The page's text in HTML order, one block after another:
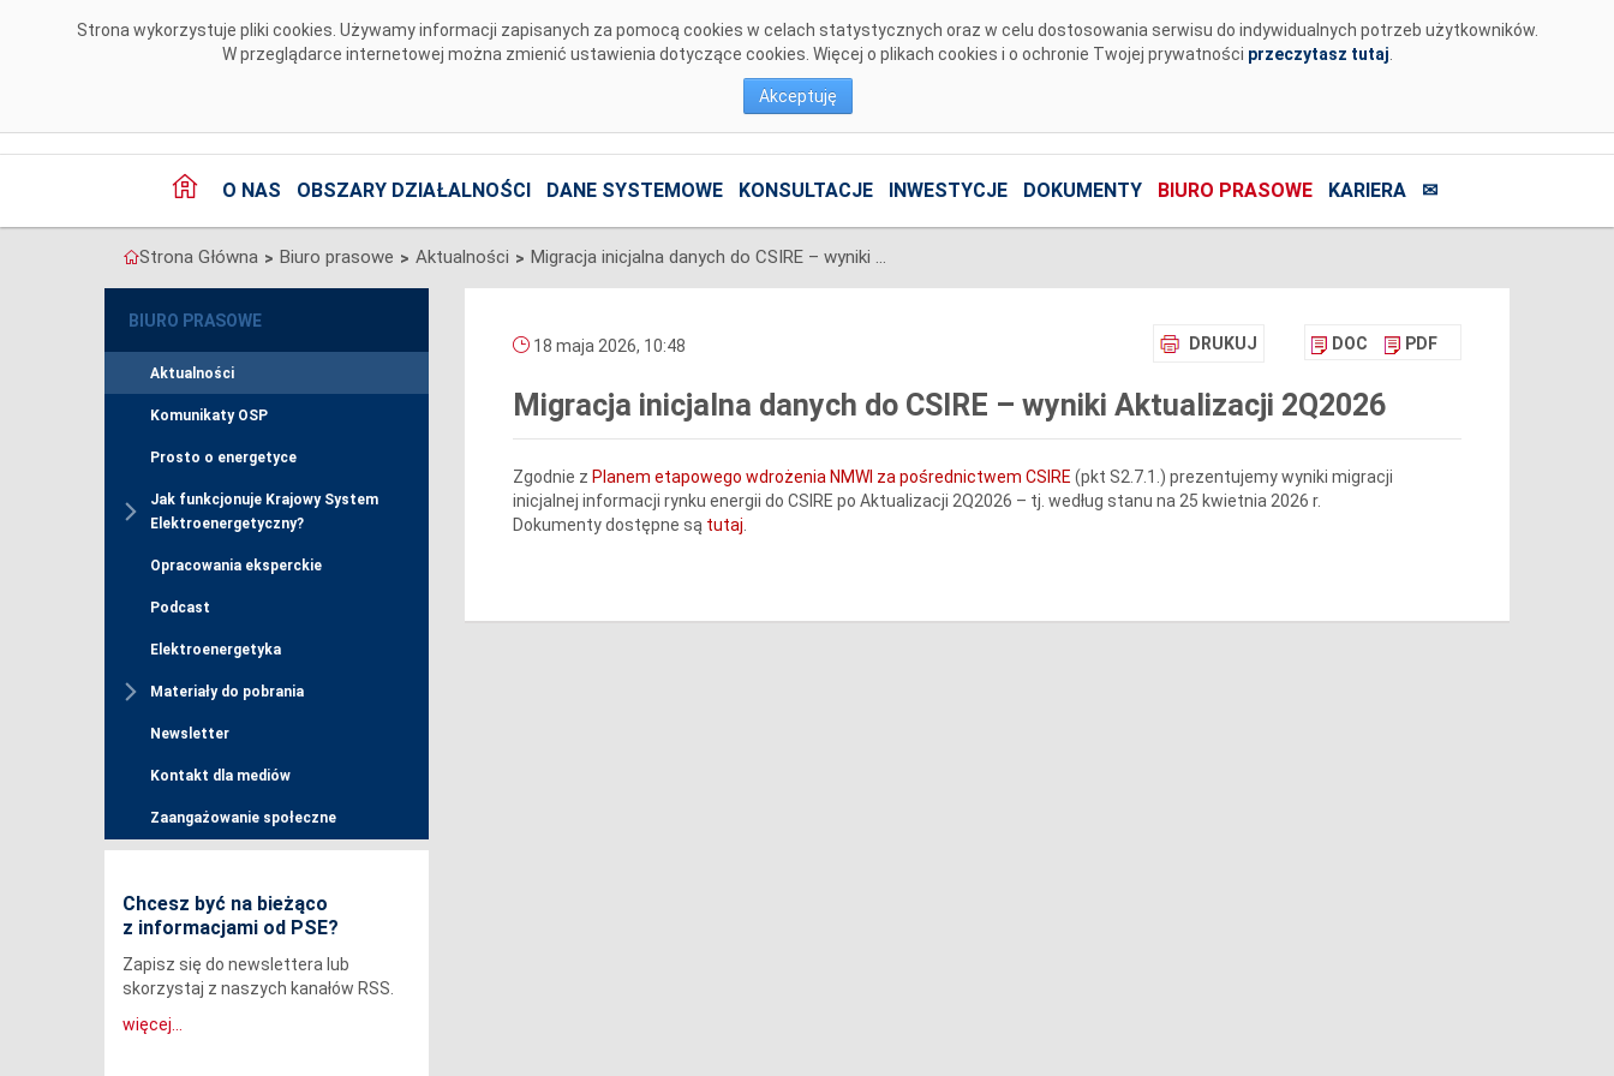
Strona wykorzystuje pliki cookies. Używamy informacji zapisanych za pomocą cookies w celach statystycznych oraz w celu dostosowania serwisu do indywidualnych potrzeb użytkowników.
W przeglądarce internetowej można zmienić ustawienia dotyczące cookies. Więcej o plikach cookies i o ochronie Twojej prywatności przeczytasz tutaj
Akceptuję
O NAS OBSZARY DZIAŁALNOŚCI DANE SYSTEMOWE KONSULTACJE INWESTYCJE DOKUMENTY BIURO PRASOWE KARIERA ✉
Strona Główna > Biuro prasowe > Aktualności > Migracja inicjalna danych do CSIRE – wyniki Aktualizacji 2Q2026
BIURO PRASOWE
Aktualności
Komunikaty OSP
Prosto o energetyce
Jak funkcjonuje Krajowy System
Elektroenergetyczny?
Opracowania eksperckie
Podcast
Elektroenergetyka
Materiały do pobrania
Newsletter
Kontakt dla mediów
Zaangażowanie społeczne
Chcesz być na bieżąco
z informacjami od PSE?
Zapisz się do newslettera lub
skorzystaj z naszych kanałów RSS.
więcej...
DRUKUJ DOC PDF
18 maja 2026, 10:48
Migracja inicjalna danych do CSIRE – wyniki Aktualizacji 2Q2026
Zgodnie z Planem etapowego wdrożenia NMWI za pośrednictwem CSIRE (pkt S2.7.1.) prezentujemy wyniki migracji
inicjalnej informacji rynku energii do CSIRE po Aktualizacji 2Q2026 – tj. według stanu na 25 kwietnia 2026 r.
Dokumenty dostępne są tutaj